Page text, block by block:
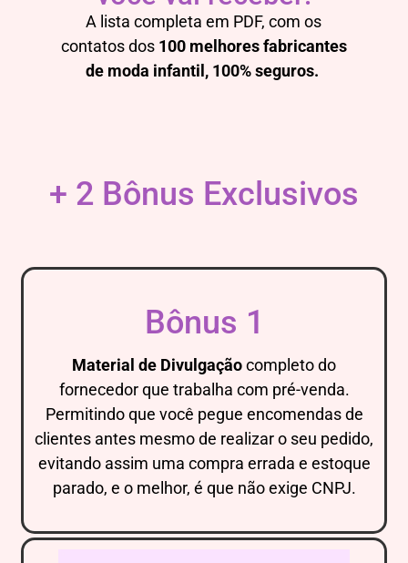
A lista completa em PDF, com os
contatos dos 100 melhores fabricantes
de moda infantil, 100% seguros.
+ 2 Bônus Exclusivos
Bônus 1
Material de Divulgaçãocompleto do
fornecedor que trabalha com pré-venda.
Permitindo que você pegue encomendas de
clientes antes mesmo de realizar o seu pedido,
evitando assim uma compra errada e estoque
parado, e o melhor, é que não exige CNPJ.